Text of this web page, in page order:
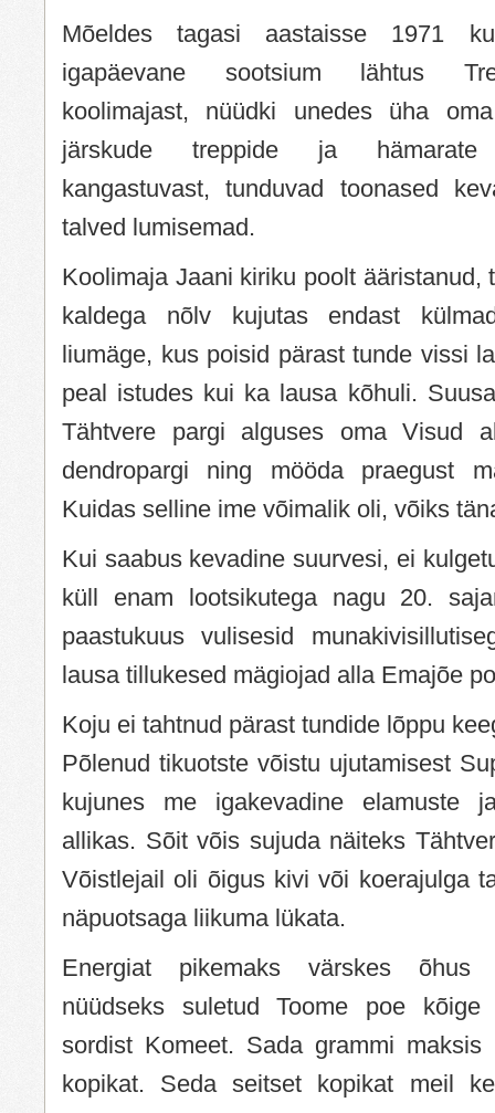
Mõeldes tagasi aastaisse 1971
igapäevane sootsium lähtus
koolimajast, nüüdki unedes üha
järskude treppide ja hämarate
kangastuvast, tunduvad toonased
talved lumisemad.
Koolimaja Jaani kiriku poolt ääristanud,
kaldega nõlv kujutas endast
liumäge, kus poisid pärast tunde vissi
peal istudes kui ka lausa kõhuli.
Tähtvere pargi alguses oma Visud
dendropargi ning mööda praegust
Kuidas selline ime võimalik oli, võiks
Kui saabus kevadine suurvesi, ei
küll enam lootsikutega nagu 20.
paastukuus vulisesid
lausa tillukesed mägiojad alla Emajõe
Koju ei tahtnud pärast tundide lõppu
Põlenud tikuotste võistu ujutamisest
kujunes me igakevadine elamuste
allikas. Sõit võis sujuda näiteks
Võistlejail oli õigus kivi või koerajulga
näpuotsaga liikuma lükata.
Energiat pikemaks värskes õhus
nüüdseks suletud Toome poe kõige
sordist Komeet. Sada grammi maksis
kopikat. Seda seitset kopikat meil